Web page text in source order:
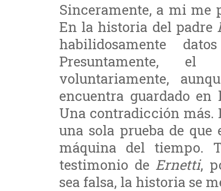
Sinceramente, a mi me
En la historia del padre
habilidosamente
Presuntamente,
voluntariamente,
encuentra guardado en
Una contradicción más.
una sola prueba de
máquina del tiempo.
testimonio de Ernetti,
sea falsa, la historia se